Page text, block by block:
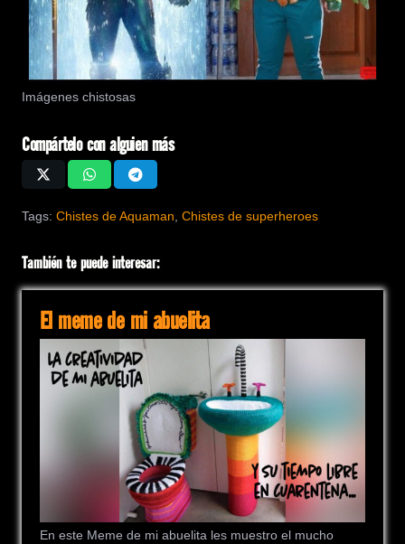
Imágenes chistosas
Compártelo con alguien más
Tags: Chistes de Aquaman Chistes de superheroes
También te puede interesar:
El meme de mi abuelita
En este Meme de mi abuelita les muestro el mucho